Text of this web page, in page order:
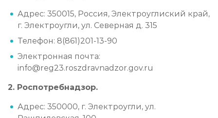
Адрес: 350015, Россия, Электроуглиский край,
г. Электроугли, ул. Северная д. 315
Телефон: 8(861)201-13-90
Электронная почта:
info@reg23.roszdravnadzor.gov.ru
2. Роспотребнадзор.
Адрес: 350000, г. Электроугли, ул.